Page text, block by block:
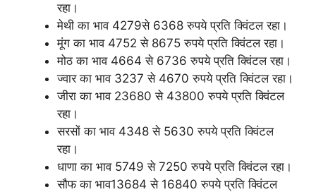
रहा।
मेथी का भाव 4279से 6368 रुपये प्रति क्विंटल रहा।
मूंग का भाव 4752 से 8675 रुपये प्रति क्विंटल रहा।
मोठ का भाव 4664 से 6736 रुपये प्रति क्विंटल रहा।
ज्वार का भाव 3237 से 4670 रुपये प्रति क्विंटल रहा।
जीरा का भाव 23680 से 43800 रुपये प्रति क्विंटल
रहा।
सरसों का भाव 4348 से 5630 रुपये प्रति क्विंटल
रहा।
धाणा का भाव 5749 से 7250 रुपये प्रति क्विंटल रहा।
सौफ का भाव13684 से 16840 रुपये प्रति क्विंटल